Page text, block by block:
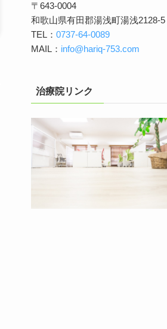
〒643-0004
和歌山県有田郡湯浅町湯浅2128-5
TEL： 0737-64-0089
MAIL： info@hariq-753.com
治療院リンク